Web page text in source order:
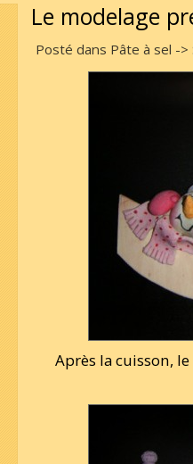
Le modelage
Posté dans Pâte à sel ->
Après la cuisson,